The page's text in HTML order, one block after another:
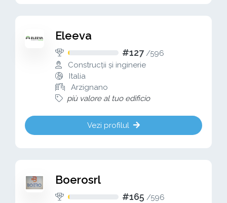
Eleeva
#127 /596
Construcții și inginerie
Italia
Arzignano
più valore al tuo edificio
Vezi profilul
Boerosrl
#165 /596